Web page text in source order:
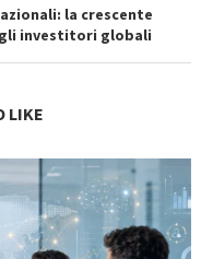
la crescente
investitori globali
LIKE